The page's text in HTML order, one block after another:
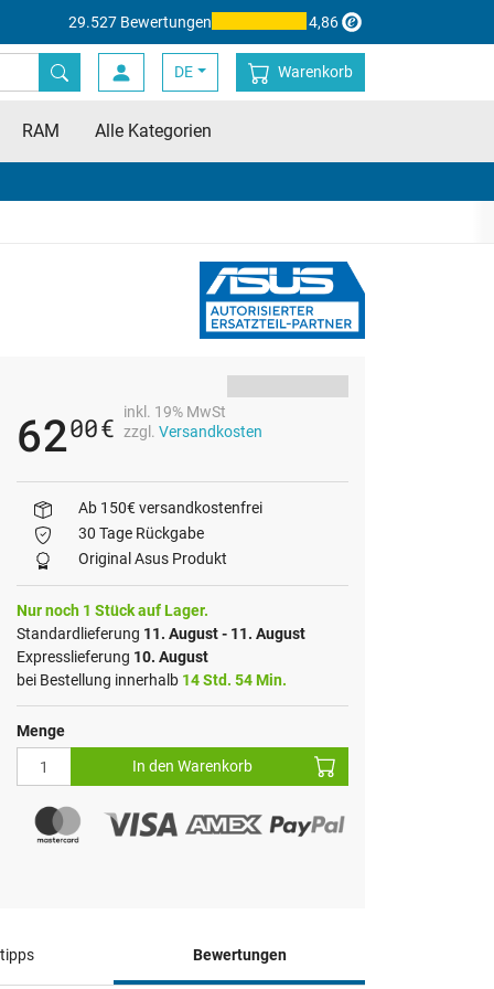
29.527 Bewertungen 4,86
DE Warenkorb
RAM Alle Kategorien
6200€
inkl. 19% MwSt
zzgl. Versandkosten
Ab 150€ versandkostenfrei
30 Tage Rückgabe
Original Asus Produkt
Nur noch 1 Stück auf Lager.
Standardlieferung 11. August - 11. August
Expresslieferung 10. August
bei Bestellung innerhalb 14 Std. 54 Min.
Menge
In den Warenkorb
Bewertungen